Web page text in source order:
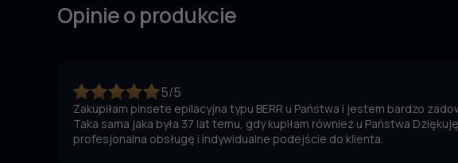
Opinie o produkcie
5/5
Zakupiłam pinsete epilacyjna typu BERR u Państwa i jestem bardzo
Taka sama jaka była 37 lat temu, gdy kupiłam również u Państwa
profesjonalna obsługę i indywidualne podejście do klienta.